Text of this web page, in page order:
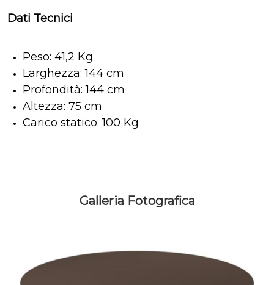
Dati Tecnici
Peso: 41,2 Kg
Larghezza: 144 cm
Profondità: 144 cm
Altezza: 75 cm
Carico statico: 100 Kg
Galleria Fotografica